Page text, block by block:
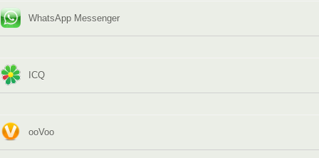
WhatsApp Messenger
ICQ
ooVoo